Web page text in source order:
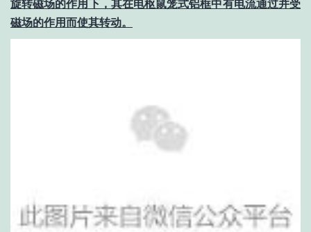
旋转磁场的作用下，其在电枢鼠笼式铝框中有电流通过并受
磁场的作用而使其转动。